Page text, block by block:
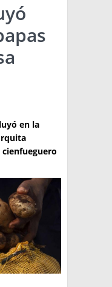
BUSCAR
en la